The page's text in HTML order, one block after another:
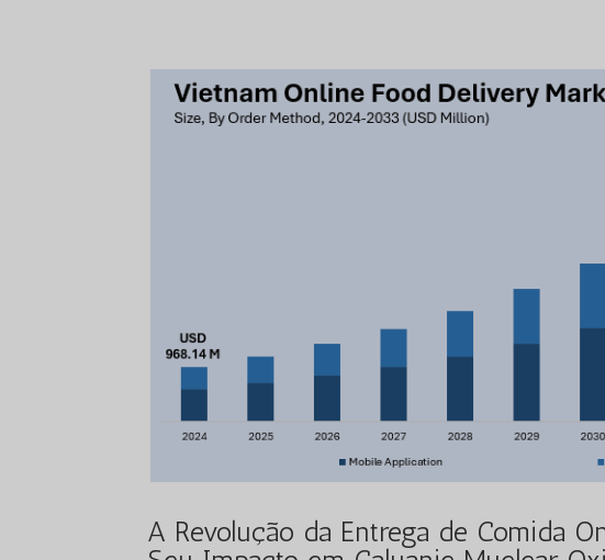
A Revolução da Entrega de Comida